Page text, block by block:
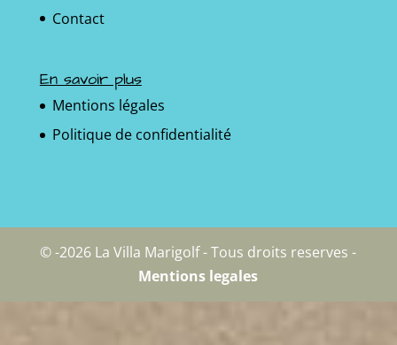
Contact
En savoir plus
Mentions légales
Politique de confidentialité
© -2026 La Villa Marigolf - Tous droits reserves -
Mentions legales